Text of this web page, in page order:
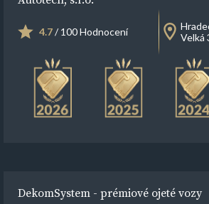
4.7/ 100 Hodnocení
Velká
DekomSystem - prémiové ojeté vozy